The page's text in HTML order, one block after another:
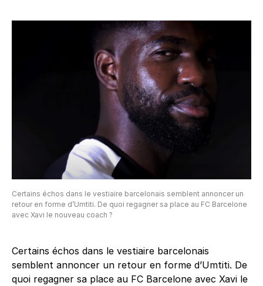
Certains échos dans le vestiaire barcelonais semblent annoncer un
retour en forme d’Umtiti. De quoi regagner sa place au FC Barcelone
avec Xavi le nouveau coach ?
Certains échos dans le vestiaire barcelonais
semblent annoncer un retour en forme d’Umtiti. De
quoi regagner sa place au FC Barcelone avec Xavi le